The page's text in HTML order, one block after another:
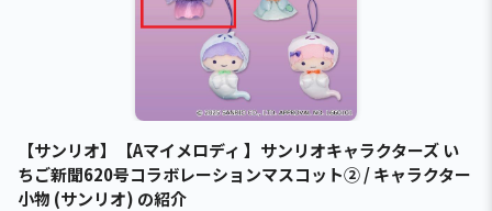
【サンリオ】【Aマイメロディ 】サンリオキャラクターズ い
ちご新聞620号コラボレーションマスコット② / キャラクター
小物 (サンリオ) の紹介